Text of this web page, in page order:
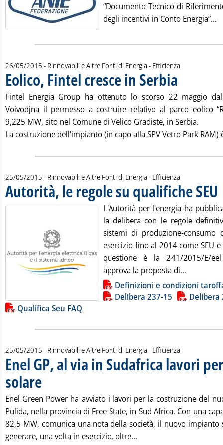
“Documento Tecnico di
degli incentivi in Conto Energia”...
26/05/2015 - Rinnovabili e Altre Fonti di Energia - Efficienza
Eolico, Fintel cresce in Serbia
Fintel Energia Group ha ottenuto lo scorso 22 maggio
Voivodjna il permesso a costruire relativo al parco eolico
9,225 MW, sito nel Comune di Velico Gradiste, in Serbia.
La costruzione dell'impianto (in capo alla SPV Vetro Park
25/05/2015 - Rinnovabili e Altre Fonti di Energia - Efficienza
Autorità, le regole su qualifiche SEU
L'Autorità per l'energia ha
la delibera con le regole
sistemi di produzione-
esercizio fino al 2014 come SEU e
questione è la 241/2015/E/
approva la proposta di...
Lista allegati PDF alla notiziaDefinizioni e condizioni
Delibera 237-15
Delibera
Qualifica Seu FAQ
25/05/2015 - Rinnovabili e Altre Fonti di Energia - Efficienza
Enel GP, al via in Sudafrica lavori
solare
Enel Green Power ha avviato i lavori per la costruzione del
Pulida, nella provincia di Free State, in Sud Africa. Con una
82,5 MW, comunica una nota della società, il nuovo impianto
generare, una volta in esercizio, oltre...